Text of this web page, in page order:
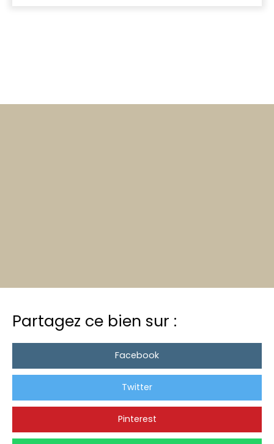
Partagez ce bien sur :
Facebook
Twitter
Pinterest